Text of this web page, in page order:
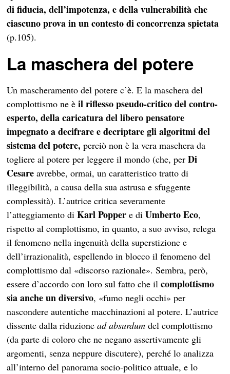
di fiducia, dell’impotenza, e della vulnerabilità che
ciascuno prova in un contesto di concorrenza spietata
(p.105).
La maschera del potere
Un mascheramento del potere c’è. E la maschera del
complottismo ne èil riflesso pseudo-critico del contro-
esperto, della caricatura del libero pensatore
impegnato a decifrare e decriptare gli algoritmi del
sistema del potere,perciò non è la vera maschera da
togliere al potere per leggere il mondo (che, perDi
Cesare avrebbe, ormai, un caratteristico tratto di
illeggibilità, a causa della sua astrusa e sfuggente
complessità). L’autrice critica severamente
l’atteggiamento diKarl Popper e diUmberto Eco,
rispetto al complottismo, in quanto, a suo avviso, relega
il fenomeno nella ingenuità della superstizione e
dell’irrazionalità, espellendo in blocco il fenomeno del
complottismo dal «discorso razionale». Sembra, però,
essere d’accordo con loro sul fatto che ilcomplottismo
sia anche un diversivo, «fumo negli occhi» per
nascondere autentiche macchinazioni al potere. L’autrice
dissente dalla riduzionead absurdum del complottismo
(da parte di coloro che ne negano assertivamente gli
argomenti, senza neppure discutere), perché lo analizza
all’interno del panorama socio-politico attuale, e lo